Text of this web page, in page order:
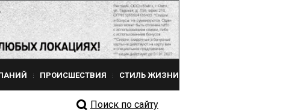
ПРОИСШЕСТВИЯ СТИЛЬ ЖИЗНИ
Поиск по сайту